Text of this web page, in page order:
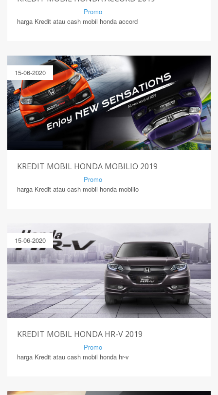
Promo
harga Kredit atau cash mobil honda accord
15-06-2020
KREDIT MOBIL HONDA MOBILIO 2019
Promo
harga Kredit atau cash mobil honda mobilio
15-06-2020
KREDIT MOBIL HONDA HR-V 2019
Promo
harga Kredit atau cash mobil honda hr-v